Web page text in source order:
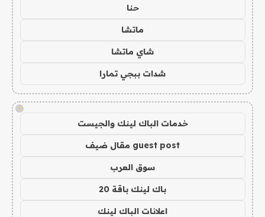
حنا
ماتشا
شاي ماتشا
شدات ببجي تمارا
!
خدمات الباك لينك والجيست
guest post مقال ضيف
سوق العرب
باك لينك باقة 20
اعلانات الباك لينك